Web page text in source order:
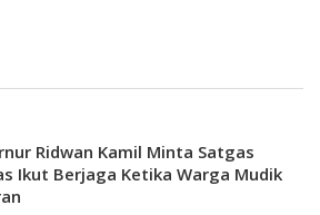
Ridwan Kamil Minta Satgas
Ikut Berjaga Ketika Warga Mudik